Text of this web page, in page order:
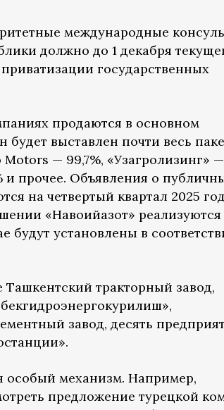
международные
должно до 1 декабря
государственных
продаются в основном
выставлен почти весь
— 99,7%, «Узагролизинг» —
прочее. Объявления о
на четвертый квартал 2025
«Навоийазот» реализуются
будут установлены в
тракторный завод,
завод, десять
особый механизм. Например,
предложение турецкой